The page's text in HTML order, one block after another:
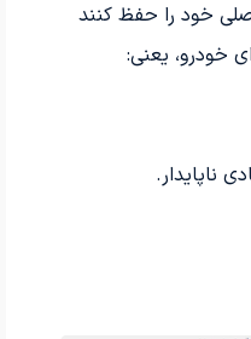
خود را حفظ کنند
خودرو، یعنی:
ناپایدار.